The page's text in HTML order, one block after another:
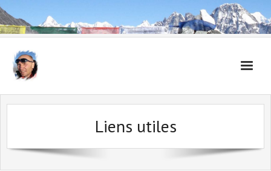
Accueil
Liens utiles